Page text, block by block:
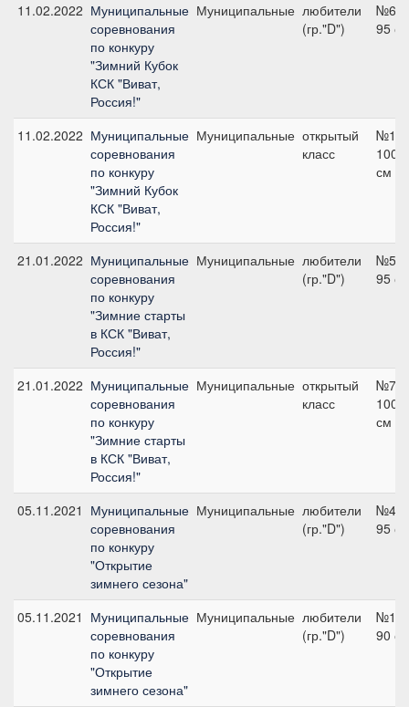
11.02.2022 Муниципальные
соревнования
по конкуру
"Зимний Кубок
КСК "Виват,
Россия!"
Муниципальные любители
(гр."D")
№6,
95 см
11.02.2022 Муниципальные
соревнования
по конкуру
"Зимний Кубок
КСК "Виват,
Россия!"
Муниципальные открытый
класс
№10,
100
см
21.01.2022 Муниципальные
соревнования
по конкуру
"Зимние старты
в КСК "Виват,
Россия!"
Муниципальные любители
(гр."D")
№5,
95 см
21.01.2022 Муниципальные
соревнования
по конкуру
"Зимние старты
в КСК "Виват,
Россия!"
Муниципальные открытый
класс
№7,
100
см
05.11.2021 Муниципальные
соревнования
по конкуру
"Открытие
зимнего сезона"
Муниципальные любители
(гр."D")
№4,
95 см
05.11.2021 Муниципальные
соревнования
по конкуру
"Открытие
зимнего сезона"
Муниципальные любители
(гр."D")
№1,
90 см